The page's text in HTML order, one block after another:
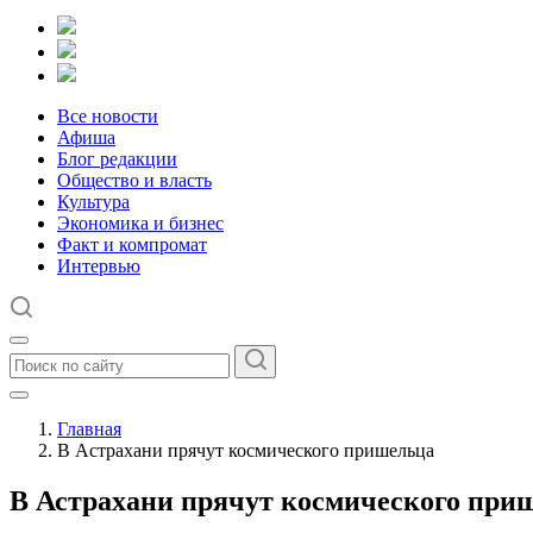
Все новости
Афиша
Блог редакции
Общество и власть
Культура
Экономика и бизнес
Факт и компромат
Интервью
Главная
В Астрахани прячут космического пришельца
В Астрахани прячут космического